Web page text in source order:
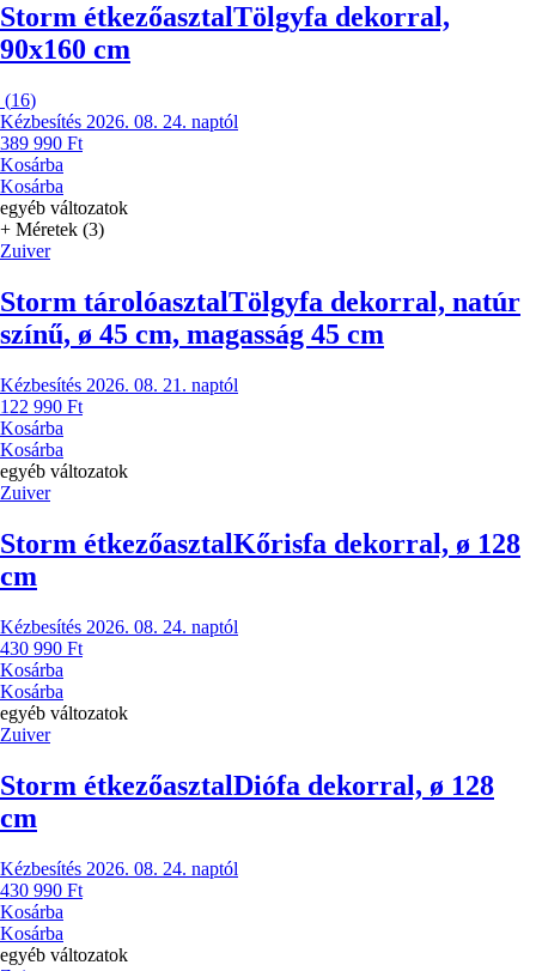
Storm étkezőasztalTölgyfa dekorral,
90x160 cm
(16)
Kézbesítés 2026. 08. 24. naptól
389 990 Ft
Kosárba
Kosárba
egyéb változatok
+ Méretek (3)
Zuiver
Storm tárolóasztalTölgyfa dekorral, natúr
színű, ø 45 cm, magasság 45 cm
Kézbesítés 2026. 08. 21. naptól
122 990 Ft
Kosárba
Kosárba
egyéb változatok
Zuiver
Storm étkezőasztalKőrisfa dekorral, ø 128
cm
Kézbesítés 2026. 08. 24. naptól
430 990 Ft
Kosárba
Kosárba
egyéb változatok
Zuiver
Storm étkezőasztalDiófa dekorral, ø 128
cm
Kézbesítés 2026. 08. 24. naptól
430 990 Ft
Kosárba
Kosárba
egyéb változatok